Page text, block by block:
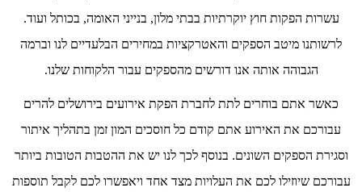
עשרות הפקות חוץ יוקרתיות בבתי מלון, בנייני האומה, בכותל ועוד.
לרשותנו מיטב הספקים והאטרקציות במחירים הבלעדיים לנו וברמה
הגבוהה אותה אנו דורשים מהספקים עבור הלקוחות שלנו.
כאשר אתם בוחרים לתת לחברת הפקת אירועים בירושלים להרים
עבורכם את האירוע אתם קודם כל חוסכים המון זמן בתהליך איתור
וסגירת הספקים השונים. בנוסף לכך לנו יש את ההטבות הטובות ביותר
עבורכם שיוזילו לכם את העלויות מצד אחד ויאפשרו לכם לקבל תוספות